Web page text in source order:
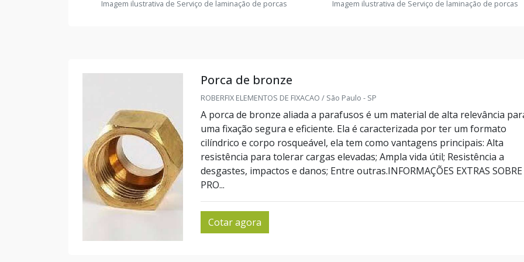
Imagem ilustrativa de Serviço de laminação de porcas Imagem ilustrativa de Serviço de laminação de porcas
Porca de bronze
ROBERFIX ELEMENTOS DE FIXACAO / São Paulo - SP
A porca de bronze aliada a parafusos é um material de alta relevância
uma fixação segura e eficiente. Ela é caracterizada por ter um formato
cilíndrico e corpo rosqueável, ela tem como vantagens principais: Alta
resistência para tolerar cargas elevadas; Ampla vida útil; Resistência a
desgastes, impactos e danos; Entre outras.INFORMAÇÕES EXTRAS SOBRE
PRO...
Cotar agora